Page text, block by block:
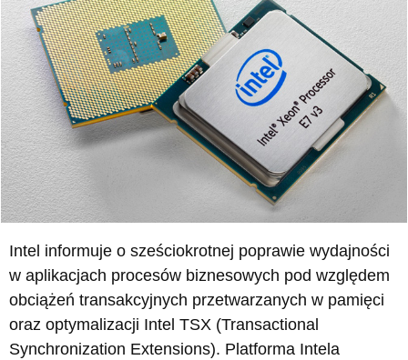
Intel informuje o sześciokrotnej poprawie wydajności
w aplikacjach procesów biznesowych pod względem
obciążeń transakcyjnych przetwarzanych w pamięci
oraz optymalizacji Intel TSX (Transactional
Synchronization Extensions). Platforma Intela